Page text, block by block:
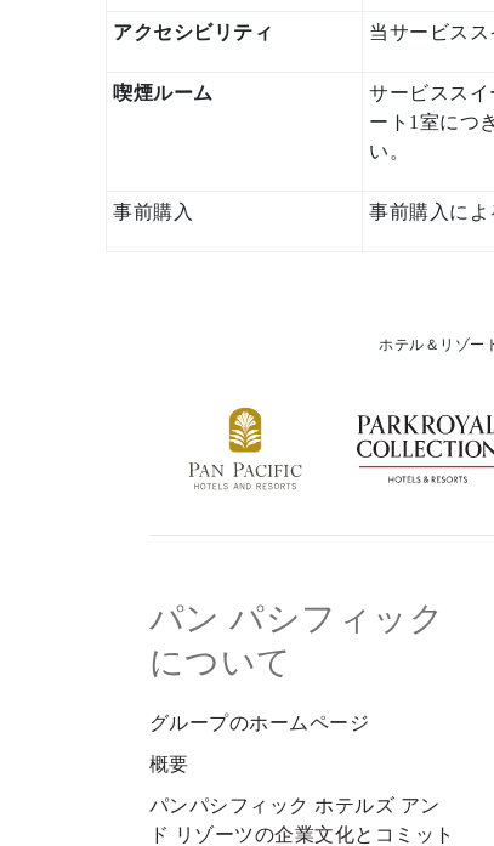
アクセシビリティ 当サービスス
喫煙ルーム
サービスス
ート1室につ
い。
事前購入 事前購入によ
ホテル＆リゾー
パン パシフィック
について
グループのホームページ
概要
パンパシフィック ホテルズ アン
ド リゾーツの企業文化とコミット